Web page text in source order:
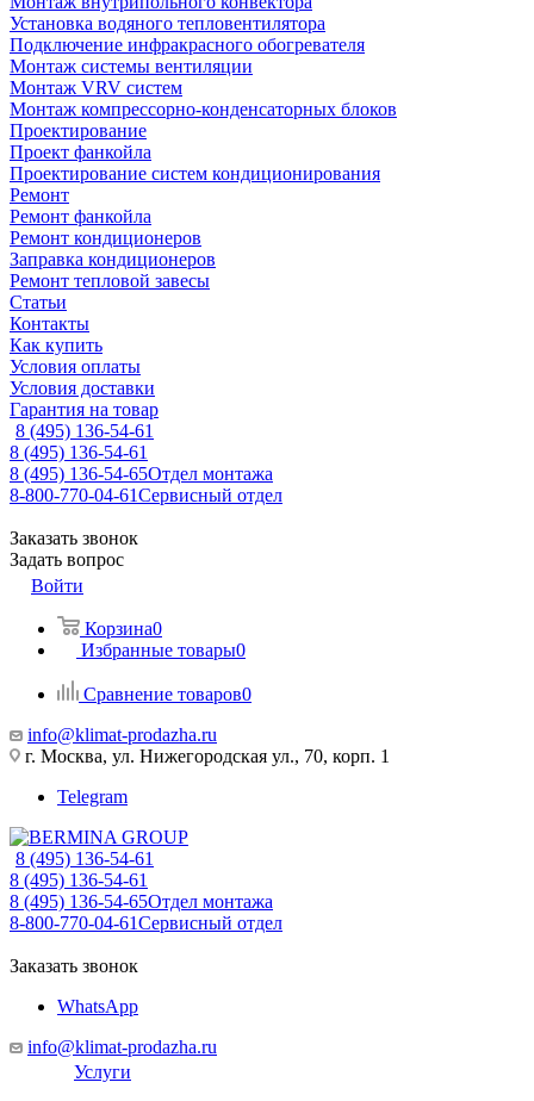
Установка водяного тепловентилятора
Подключение инфракрасного обогревателя
Монтаж системы вентиляции
Монтаж VRV систем
Монтаж компрессорно-конденсаторных блоков
Проектирование
Проект фанкойла
Проектирование систем кондиционирования
Ремонт
Ремонт фанкойла
Ремонт кондиционеров
Заправка кондиционеров
Ремонт тепловой завесы
Статьи
Контакты
Как купить
Условия оплаты
Условия доставки
Гарантия на товар
8 (495) 136-54-61
8 (495) 136-54-61
8 (495) 136-54-65Отдел монтажа
8-800-770-04-61Сервисный отдел
Заказать звонок
Задать вопрос
Войти
Корзина0
Избранные товары0
Сравнение товаров0
info@klimat-prodazha.ru
г. Москва, ул. Нижегородская ул., 70, корп. 1
Telegram
8 (495) 136-54-61
8 (495) 136-54-61
8 (495) 136-54-65Отдел монтажа
8-800-770-04-61Сервисный отдел
Заказать звонок
WhatsApp
info@klimat-prodazha.ru
Услуги